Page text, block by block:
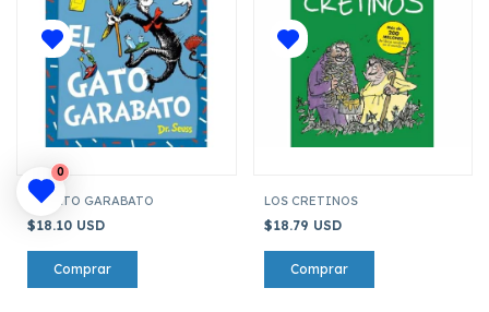
EL GATO GARABATO
$18.10 USD
LOS CRETINOS
$18.79 USD
0